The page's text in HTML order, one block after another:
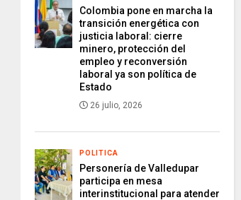
Colombia pone en marcha la
transición energética con
justicia laboral: cierre
minero, protección del
empleo y reconversión
laboral ya son política de
Estado
26 julio, 2026
POLITICA
Personería de Valledupar
participa en mesa
interinstitucional para atender